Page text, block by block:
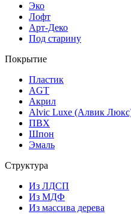
Эко
Лофт
Арт-Деко
Под старину
Покрытие
Пластик
AGT
Акрил
Alvic Luxe (Алвик
ПВХ
Шпон
Эмаль
Структура
Из ЛДСП
Из МДФ
Из массива дерева